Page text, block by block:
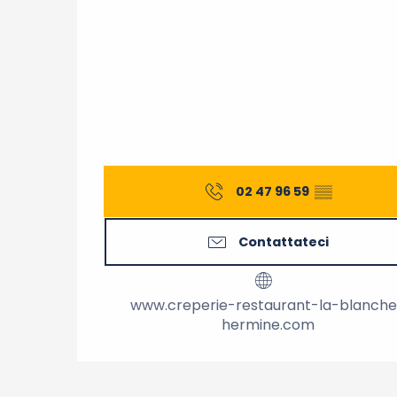
02 47 96 59 ▒▒
Contattateci
www.creperie-restaurant-la-
hermine.com